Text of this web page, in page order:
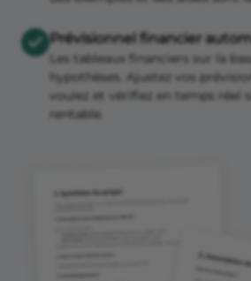
Prévisionnel financier
Les tableaux financiers sur la
hypothèses. Ajustez vos
voulez et vérifiez en temps réel
rentable.